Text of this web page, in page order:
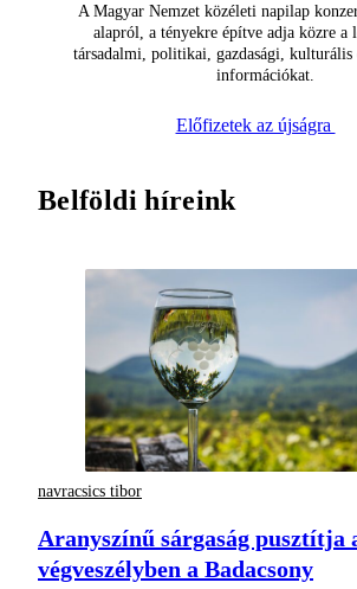
A Magyar Nemzet közéleti napilap
alapról, a tényekre építve adja közre a
társadalmi, politikai, gazdasági, kulturális
információkat.
Előfizetek az újságra
Belföldi híreink
navracsics tibor
Aranyszínű sárgaság pusztítja
végveszélyben a Badacsony